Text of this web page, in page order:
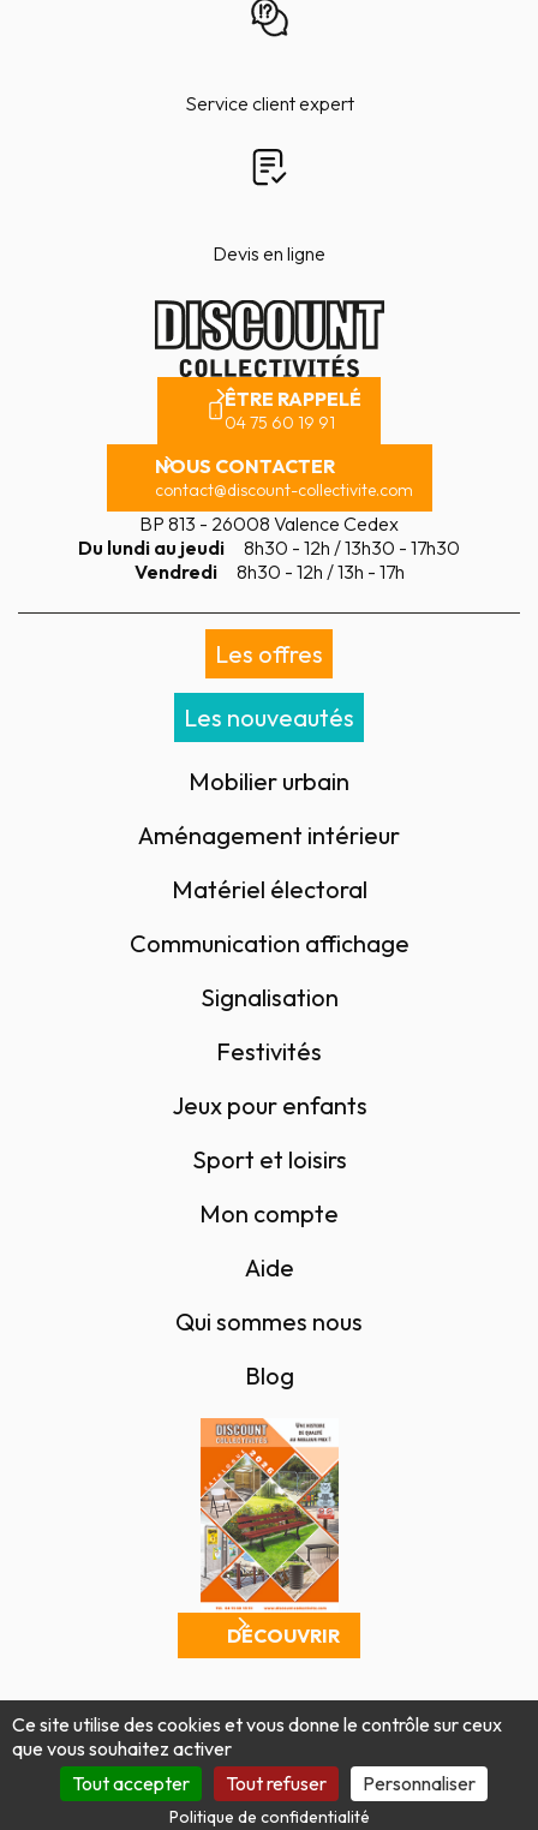
Service client expert
Devis en ligne
ÊTRE RAPPELÉ
04 75 60 19 91
NOUS CONTACTER
contact@discount-collectivite.com
BP 813 - 26008 Valence Cedex
Du lundi au jeudi
8h30 - 12h / 13h30 - 17h30
Vendredi
8h30 - 12h / 13h - 17h
Les offres
Les nouveautés
Mobilier urbain
Aménagement intérieur
Matériel électoral
Communication affichage
Signalisation
Festivités
Jeux pour enfants
Sport et loisirs
Mon compte
Aide
Qui sommes nous
Blog
DÉCOUVRIR
Mentions légalesPolitique de confidentialité
Conditions générales de vente
Produit par Tout Simplement Digital
Site protégé par reCAPTCHA.Vie privée
Ce site utilise des cookies et vous donne le contrôle sur ceux
que vous souhaitez activer
Tout accepter
Tout refuser Personnaliser
Politique de confidentialité